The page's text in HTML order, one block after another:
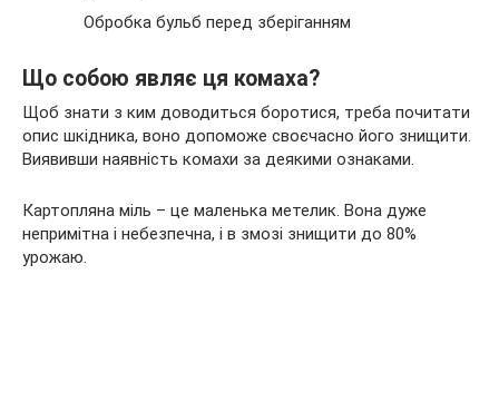
Обробка бульб перед зберіганням
Що собою являє ця комаха?
Щоб знати з ким доводиться боротися, треба почитати
опис шкідника, воно допоможе своєчасно його знищити.
Виявивши наявність комахи за деякими ознаками.
Картопляна міль – це маленька метелик. Вона дуже
непримітна і небезпечна, і в змозі знищити до 80%
урожаю.